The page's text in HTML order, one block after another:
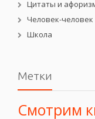
Цитаты и
Человек-человек
Школа
Метки
Смотрим